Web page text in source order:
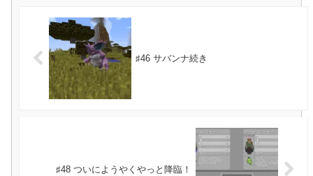
♯46 サバンナ続き
♯48 ついにようやくやっと降臨！